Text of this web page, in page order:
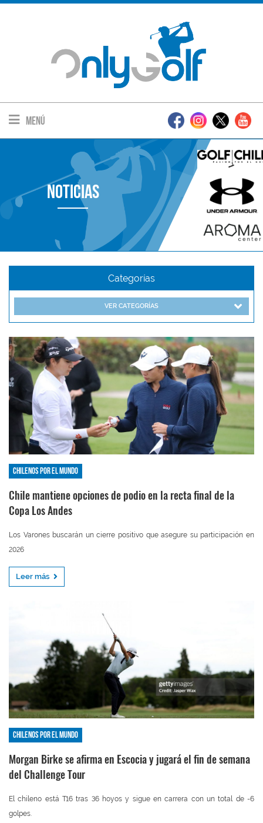
Menú
Noticias
Categorías
VER CATEGORÍAS
Chilenos por el mundo
Chile mantiene opciones de podio en la recta final de la
Copa Los Andes
Los Varones buscarán un cierre positivo que asegure su participación en
2026
Leer más
Chilenos por el mundo
Morgan Birke se afirma en Escocia y jugará el fin de semana
del Challenge Tour
El chileno está T16 tras 36 hoyos y sigue en carrera con un total de -6
golpes.